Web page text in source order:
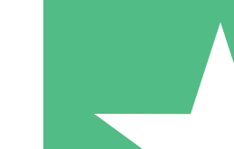
10 Downloaden
20 00